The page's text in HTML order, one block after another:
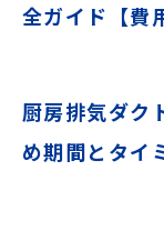
全ガイド【費
厨房排気ダク
め期間とタイ